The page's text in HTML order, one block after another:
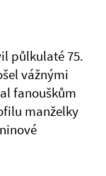
půlkulaté 75.
vážnými
fanouškům
manželky